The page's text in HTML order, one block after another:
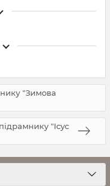
"Зимова
"Ісус